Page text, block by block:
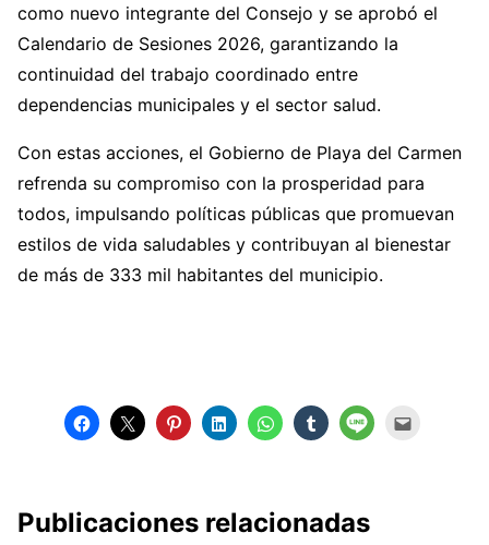
como nuevo integrante del Consejo y se aprobó el
Calendario de Sesiones 2026, garantizando la
continuidad del trabajo coordinado entre
dependencias municipales y el sector salud.
Con estas acciones, el Gobierno de Playa del Carmen
refrenda su compromiso con la prosperidad para
todos, impulsando políticas públicas que promuevan
estilos de vida saludables y contribuyan al bienestar
de más de 333 mil habitantes del municipio.
Publicaciones relacionadas